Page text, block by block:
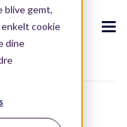
blive gemt,
enkelt cookie
dine